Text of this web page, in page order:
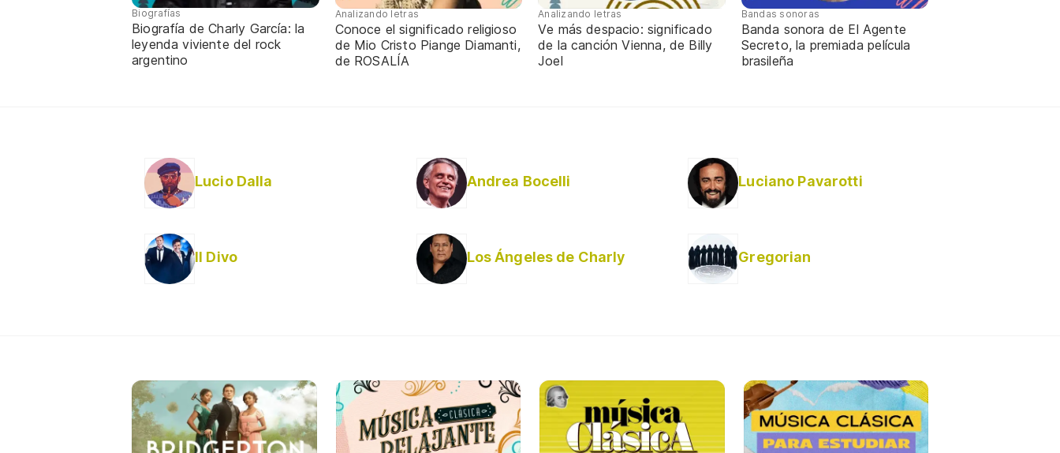
Biografías
Biografía de Charly García: la
leyenda viviente del rock
argentino
Analizando letras
Conoce el significado religioso
de Mio Cristo Piange Diamanti,
de ROSALÍA
Analizando letras
Ve más despacio: significado
de la canción Vienna, de Billy
Joel
Bandas sonoras
Banda sonora de El Agente
Secreto, la premiada película
brasileña
Lucio Dalla Andrea Bocelli Luciano Pavarotti
Il Divo Los Ángeles de Charly Gregorian